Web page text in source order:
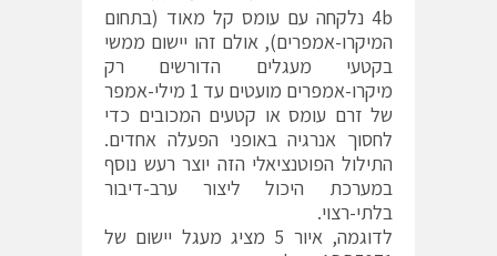
4b נלקחה עם עומס קל מאוד (בתחום
המיקרו-אמפרים), אולם זהו יישום ממשי
בקטעי מעגלים הדורשים רק
מיקרו-אמפרים מועטים עד 1 מילי-אמפר
של זרם עומס או קטעים המכובים כדי
לחסוך אנרגיה באופני הפעלה אחדים.
התילול הפוטנציאלי הזה יוצר רעש נוסף
במערכת היכול ליצור ערב-דיבור
בלתי-רצוי.
לדוגמה, איור 5 מציג מעגל יישום של